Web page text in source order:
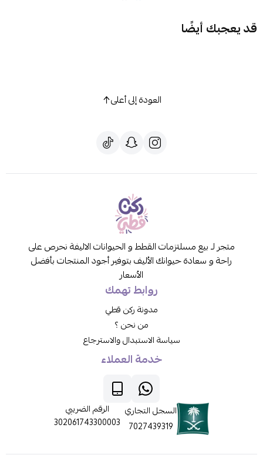
قد يعجبك أيضًا
العودة إلى أعلى
متجر لـ بيع مسلتزمات القطط و الحيوانات الاليفة نحرص على
راحة و سعادة حيوانك الأليف بتوفير أجود المنتجات بأفضل
الأسعار
روابط تهمك
مدونة ركن قطي
من نحن ؟
سياسة الاستبدال والاسترجاع
خدمة العملاء
السجل التجاري
7027439319
الرقم الضريبي
302061743300003